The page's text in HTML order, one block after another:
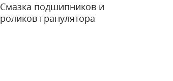
Смазка подшипников и
роликов гранулятора